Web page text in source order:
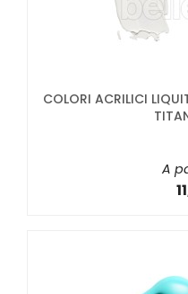
COLORI ACRILICI
A